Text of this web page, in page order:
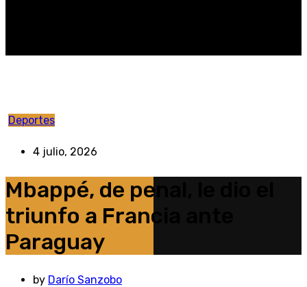
Deportes
4 julio, 2026
Mbappé, de penal, le dio el
triunfo a Francia ante
Paraguay
by Darío Sanzobo